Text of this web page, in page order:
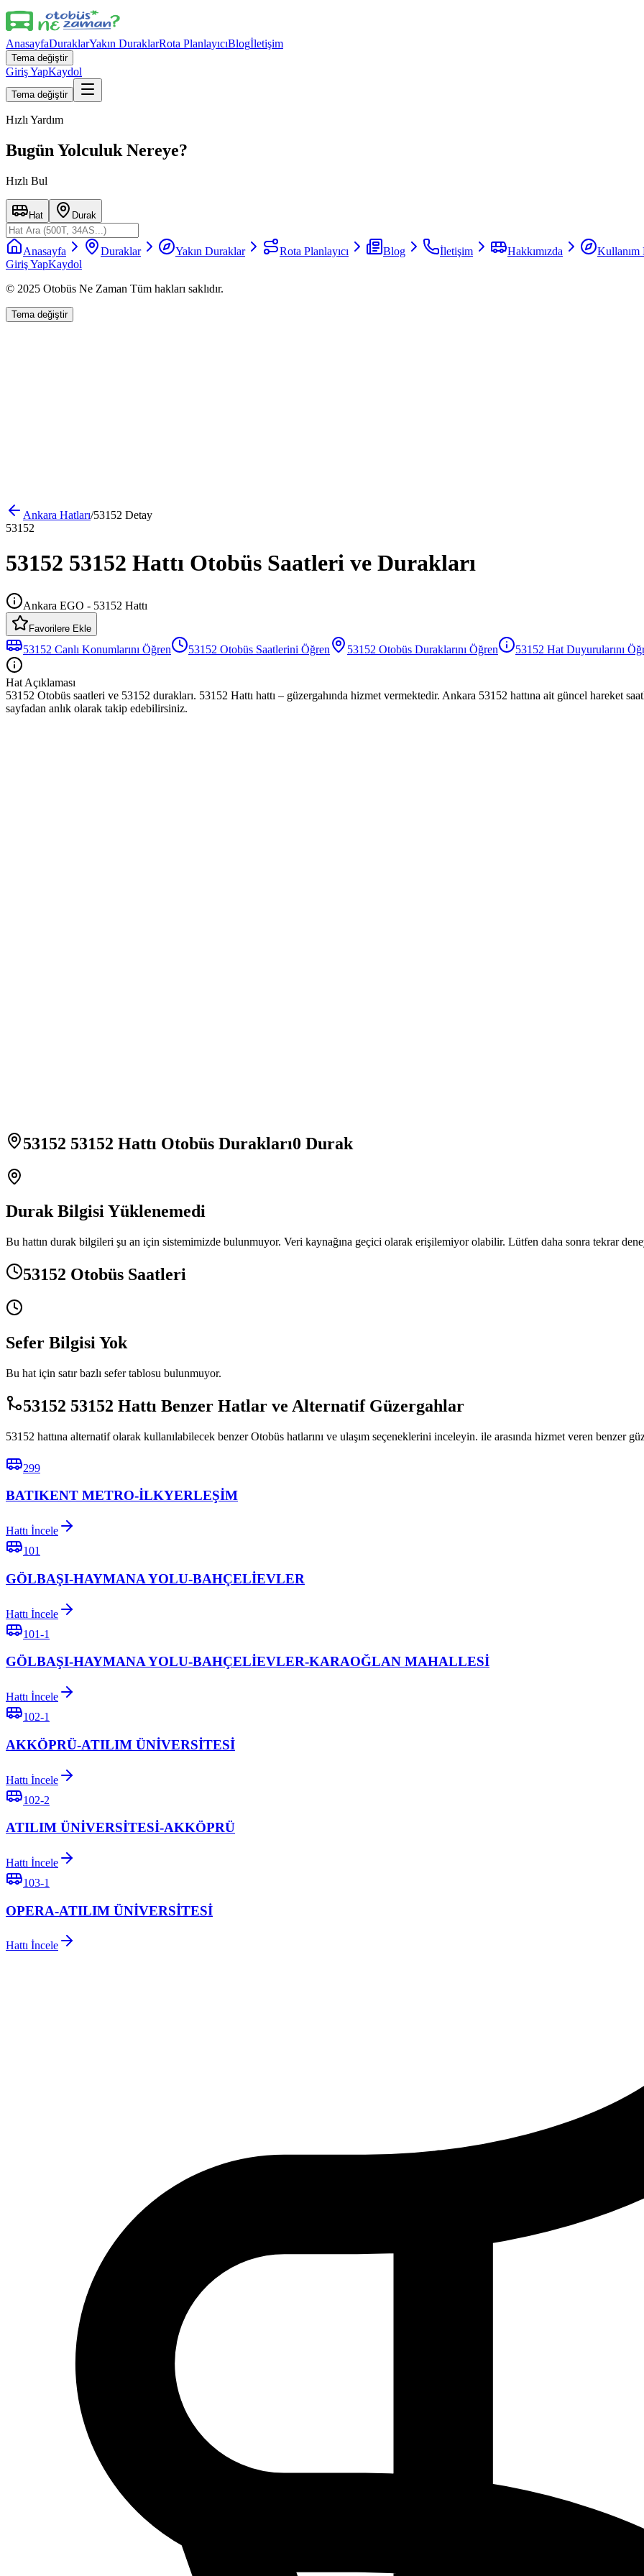
AnasayfaDuraklarYakın DuraklarRota PlanlayıcıBlogİletişim
Tema değiştir
Giriş YapKaydol
Tema değiştir
Hızlı Yardım
Bugün Yolculuk Nereye?
Hızlı Bul
Hat Durak
Anasayfa Duraklar Yakın Duraklar Rota Planlayıcı Blog İletişim Hakkımızda
Kullanım
Giriş YapKaydol
© 2025 Otobüs Ne Zaman Tüm hakları saklıdır.
Tema değiştir
Ankara Hatları/53152 Detay
53152
53152 53152 Hattı Otobüs Saatleri ve Durakları
Ankara EGO - 53152 Hattı
Favorilere Ekle
53152 Canlı Konumlarını Öğren 53152 Otobüs Saatlerini Öğren 53152 Otobüs Duraklarını Öğren 53152 Hat Duyurularını
Hat Açıklaması
53152 Otobüs saatleri ve 53152 durakları. 53152 Hattı hattı – güzergahında hizmet vermektedir. Ankara 53152 hattına ait güncel hareket
sayfadan anlık olarak takip edebilirsiniz.
53152 53152 Hattı Otobüs Durakları0 Durak
Durak Bilgisi Yüklenemedi
Bu hattın durak bilgileri şu an için sistemimizde bulunmuyor. Veri kaynağına geçici olarak erişilemiyor olabilir. Lütfen daha sonra tekrar
53152 Otobüs Saatleri
Sefer Bilgisi Yok
Bu hat için satır bazlı sefer tablosu bulunmuyor.
53152 53152 Hattı Benzer Hatlar ve Alternatif Güzergahlar
53152 hattına alternatif olarak kullanılabilecek benzer Otobüs hatlarını ve ulaşım seçeneklerini inceleyin. ile arasında hizmet veren benzer
299
BATIKENT METRO-İLKYERLEŞİM
Hattı İncele
101
GÖLBAŞI-HAYMANA YOLU-BAHÇELİEVLER
Hattı İncele
101-1
GÖLBAŞI-HAYMANA YOLU-BAHÇELİEVLER-KARAOĞLAN MAHALLESİ
Hattı İncele
102-1
AKKÖPRÜ-ATILIM ÜNİVERSİTESİ
Hattı İncele
102-2
ATILIM ÜNİVERSİTESİ-AKKÖPRÜ
Hattı İncele
103-1
OPERA-ATILIM ÜNİVERSİTESİ
Hattı İncele